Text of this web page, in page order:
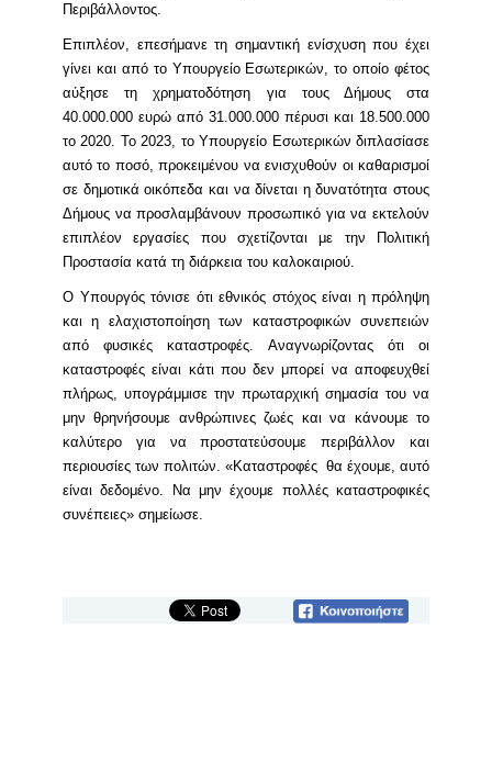
Περιβάλλοντος.
Επιπλέον, επεσήμανε τη σημαντική ενίσχυση που έχει
γίνει και από το Υπουργείο Εσωτερικών, το οποίο φέτος
αύξησε τη χρηματοδότηση για τους Δήμους στα
40.000.000 ευρώ από 31.000.000 πέρυσι και 18.500.000
το 2020. Το 2023, το Υπουργείο Εσωτερικών διπλασίασε
αυτό το ποσό, προκειμένου να ενισχυθούν οι καθαρισμοί
σε δημοτικά οικόπεδα και να δίνεται η δυνατότητα στους
Δήμους να προσλαμβάνουν προσωπικό για να εκτελούν
επιπλέον εργασίες που σχετίζονται με την Πολιτική
Προστασία κατά τη διάρκεια του καλοκαιριού.
Ο Υπουργός τόνισε ότι εθνικός στόχος είναι η πρόληψη
και η ελαχιστοποίηση των καταστροφικών συνεπειών
από φυσικές καταστροφές. Αναγνωρίζοντας ότι οι
καταστροφές είναι κάτι που δεν μπορεί να αποφευχθεί
πλήρως, υπογράμμισε την πρωταρχική σημασία του να
μην θρηνήσουμε ανθρώπινες ζωές και να κάνουμε το
καλύτερο για να προστατεύσουμε περιβάλλον και
περιουσίες των πολιτών. «Καταστροφές θα έχουμε, αυτό
είναι δεδομένο. Να μην έχουμε πολλές καταστροφικές
συνέπειες» σημείωσε.